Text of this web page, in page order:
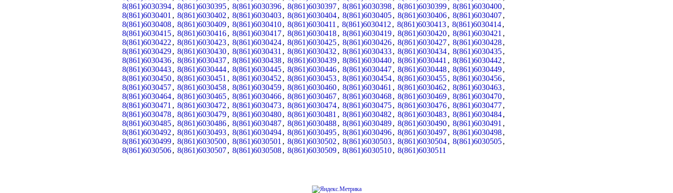
8(861)6030394, 8(861)6030395, 8(861)6030396, 8(861)6030397, 8(861)6030398, 8(861)6030399, 8(861)6030400,
8(861)6030401 , 8(861)6030402 , 8(861)6030403, 8(861)6030404, 8(861)6030405, 8(861)6030406, 8(861)6030407,
8(861)6030408, 8(861)6030409, 8(861)6030410, 8(861)6030411 , 8(861)6030412 , 8(861)6030413, 8(861)6030414,
8(861)6030415, 8(861)6030416, 8(861)6030417, 8(861)6030418, 8(861)6030419, 8(861)6030420, 8(861)6030421 ,
8(861)6030422 , 8(861)6030423, 8(861)6030424, 8(861)6030425, 8(861)6030426, 8(861)6030427, 8(861)6030428,
8(861)6030429, 8(861)6030430, 8(861)6030431 , 8(861)6030432 , 8(861)6030433, 8(861)6030434, 8(861)6030435,
8(861)6030436, 8(861)6030437, 8(861)6030438, 8(861)6030439, 8(861)6030440, 8(861)6030441 , 8(861)6030442 ,
8(861)6030443, 8(861)6030444, 8(861)6030445, 8(861)6030446, 8(861)6030447, 8(861)6030448, 8(861)6030449,
8(861)6030450, 8(861)6030451 , 8(861)6030452 , 8(861)6030453, 8(861)6030454, 8(861)6030455, 8(861)6030456,
8(861)6030457, 8(861)6030458, 8(861)6030459, 8(861)6030460, 8(861)6030461 , 8(861)6030462 , 8(861)6030463,
8(861)6030464, 8(861)6030465, 8(861)6030466, 8(861)6030467, 8(861)6030468, 8(861)6030469, 8(861)6030470,
8(861)6030471 , 8(861)6030472 , 8(861)6030473, 8(861)6030474, 8(861)6030475, 8(861)6030476, 8(861)6030477,
8(861)6030478, 8(861)6030479, 8(861)6030480, 8(861)6030481 , 8(861)6030482 , 8(861)6030483, 8(861)6030484,
8(861)6030485, 8(861)6030486, 8(861)6030487, 8(861)6030488, 8(861)6030489, 8(861)6030490, 8(861)6030491 ,
8(861)6030492 , 8(861)6030493, 8(861)6030494, 8(861)6030495, 8(861)6030496, 8(861)6030497, 8(861)6030498,
8(861)6030499, 8(861)6030500, 8(861)6030501 , 8(861)6030502 , 8(861)6030503, 8(861)6030504, 8(861)6030505,
8(861)6030506, 8(861)6030507, 8(861)6030508, 8(861)6030509, 8(861)6030510, 8(861)6030511